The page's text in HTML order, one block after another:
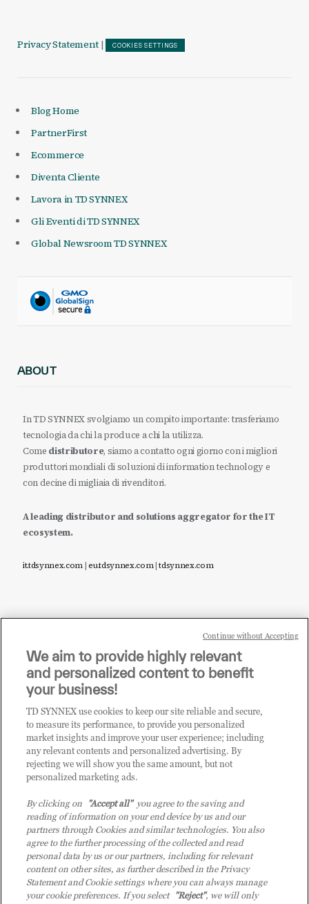
Privacy Statement | COOKIES SETTINGS
Blog Home
PartnerFirst
Ecommerce
Diventa Cliente
Lavora in TD SYNNEX
Gli Eventi di TD SYNNEX
Global Newsroom TD SYNNEX
ABOUT
In TD SYNNEX svolgiamo un compito importante: trasferiamo
tecnologia da chi la produce a chi la utilizza.
Come distributore, siamo a contatto ogni giorno con i migliori
produttori mondiali di soluzioni di information technology e
con decine di migliaia di rivenditori.
A leading distributor and solutions aggregator for the IT
ecosystem.
it.tdsynnex.com|eu.tdsynnex.com|tdsynnex.com
Sei un rivenditore di tecnologia e desideri acquistare
i prodotti o le soluzioni trattate sul blog?
CLICCA QUI E DIVENTA
CLIENTE TD SYNNEX
© 2026 TD SYNNEX Italy S.r.l. - Sede legale: via Luigi Russolo 9, 20138 Milano
We aim to provide highly relevant
and personalized content to benefit
your business!
TD SYNNEX use cookies to keep our site reliable and secure,
to measure its performance, to provide you personalized
market insights and improve your user experience; including
any relevant contents and personalized advertising. By
rejecting we will show you the same amount, but not
personalized marketing ads.
By clicking on "Accept all"you agree to the saving and
reading of information on your end device by us and our
partners through Cookies and similar technologies. You also
agree to the further processing of the collected and read
personal data by us or our partners, including for relevant
content on other sites, as further described in the Privacy
Statement and Cookie settings where you can always manage
your cookie preferences. If you select "Reject", we will only
Continue without Accepting